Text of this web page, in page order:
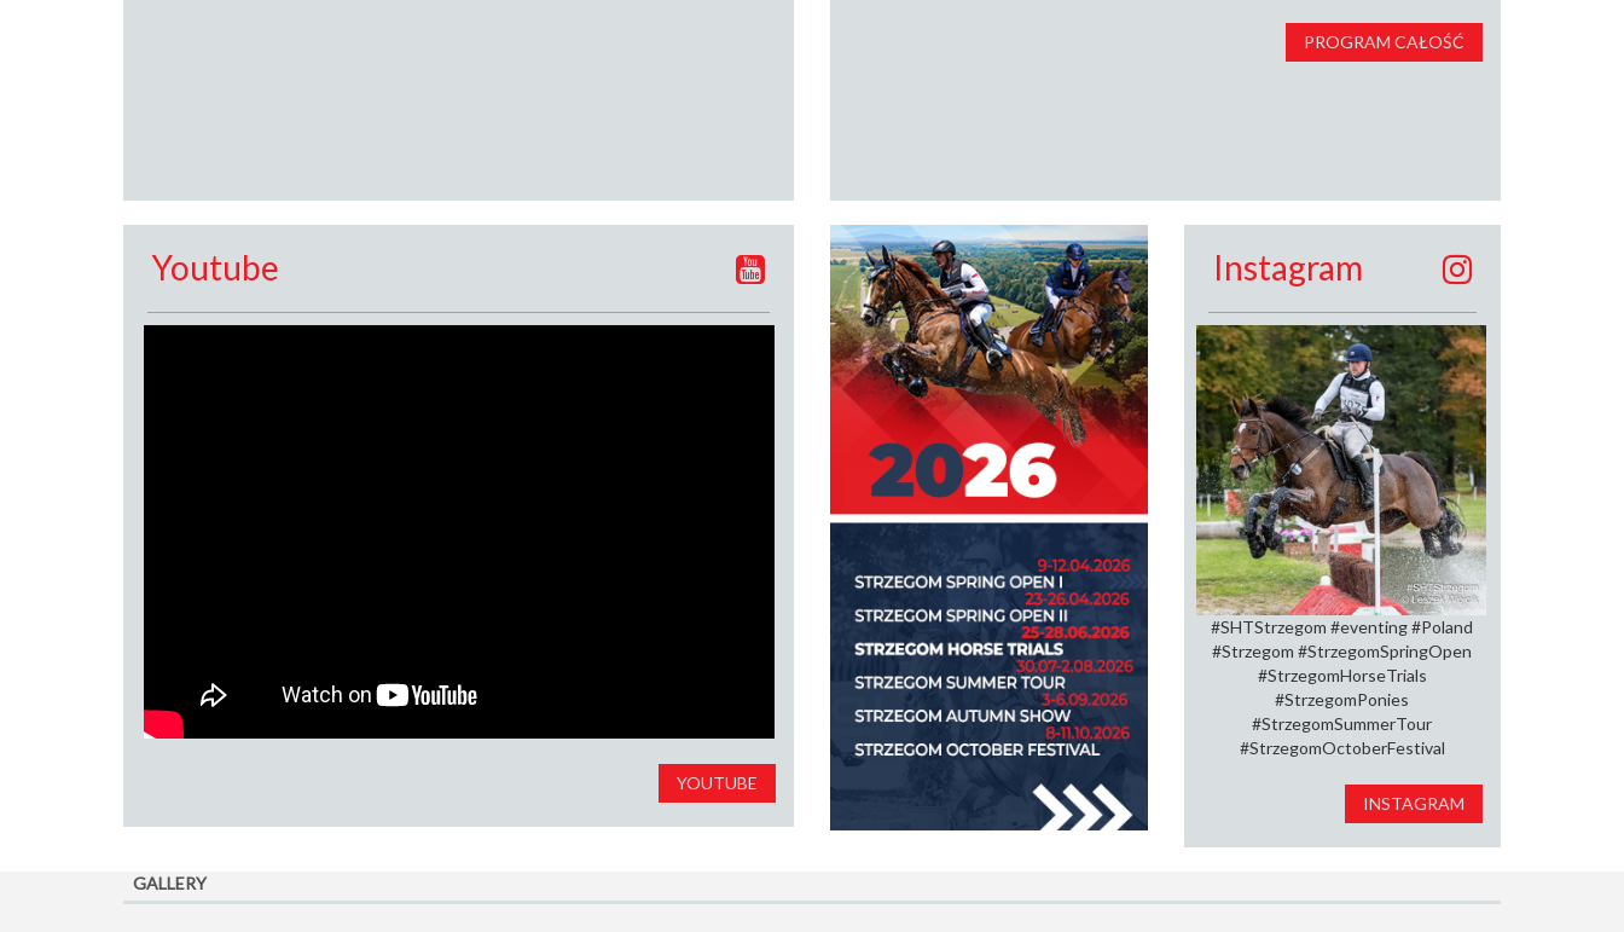
PROGRAM CAŁOŚĆ
Youtube
YOUTUBE
Instagram
#SHTStrzegom #eventing #Poland
#Strzegom #StrzegomSpringOpen⁠
#StrzegomHorseTrials⁠
#StrzegomPonies
#StrzegomSummerTour⁠
#StrzegomOctoberFestival
INSTAGRAM
GALLERY